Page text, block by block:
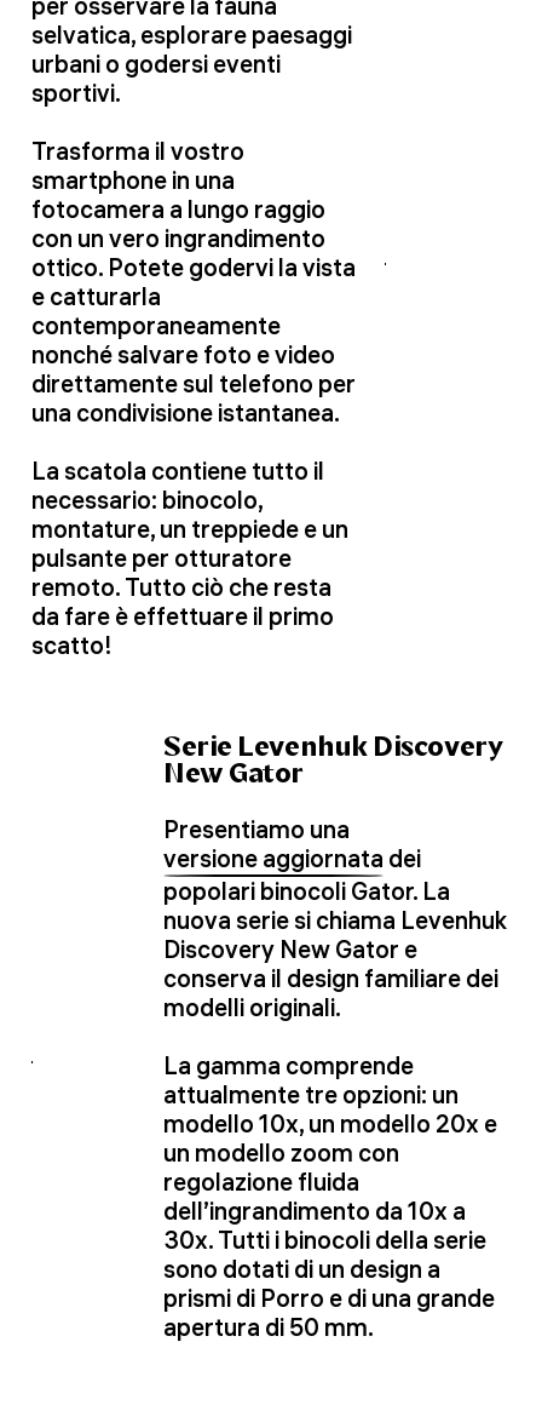
selvatica, esplorare paesaggi
urbani o godersi eventi
sportivi.
Trasforma il vostro
smartphone in una
fotocamera a lungo raggio
con un vero ingrandimento
ottico. Potete godervi la vista
e catturarla
contemporaneamente
nonché salvare foto e video
direttamente sul telefono per
una condivisione istantanea.
La scatola contiene tutto il
necessario: binocolo,
montature, un treppiede e un
pulsante per otturatore
remoto. Tutto ciò che resta
da fare è effettuare il primo
scatto!
Serie Levenhuk Discovery
New Gator
Presentiamo una
versione aggiornata dei
popolari binocoli Gator. La
nuova serie si chiama Levenhuk
Discovery New Gator e
conserva il design familiare dei
modelli originali.
La gamma comprende
attualmente tre opzioni: un
modello 10x, un modello 20x e
un modello zoom con
regolazione fluida
dell’ingrandimento da 10x a
30x. Tutti i binocoli della serie
sono dotati di un design a
prismi di Porro e di una grande
apertura di 50 mm.